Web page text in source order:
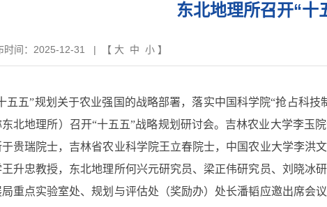
东北地理所召开“十
时间：2025-12-31 | 【 大 中 小 】
五五”规划关于农业强国的战略部署，落实中国科学院“抢占科技
北地理所）召开“十五五”战略规划研讨会。 吉林农业大学李玉院
贵瑞院士，吉林省农业科学院王立春院士，中国农业大学李洪
升忠教授，东北地理所何兴元研究员、梁正伟研究员、刘晓
重点实验室处、规划与评估处（奖励办）处长潘韬应邀出席会议